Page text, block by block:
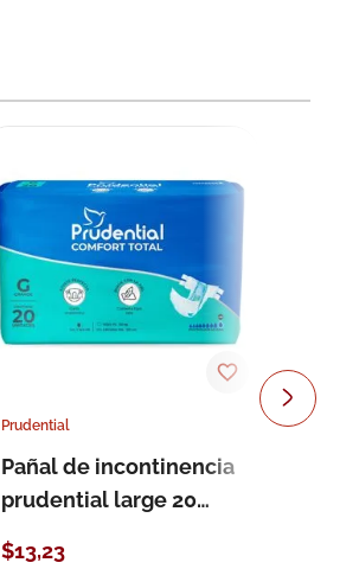
Prudential
Pañal de incontinencia
prudential large 20
$13,23